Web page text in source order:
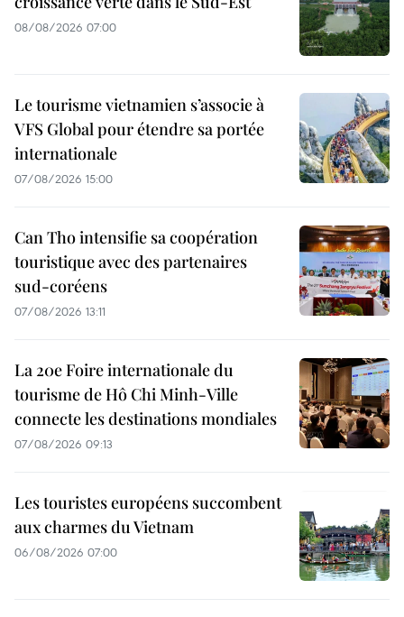
08/08/2026 07:00
Le tourisme vietnamien s’associe à
VFS Global pour étendre sa portée
internationale
07/08/2026 15:00
Can Tho intensifie sa coopération
touristique avec des partenaires
sud-coréens
07/08/2026 13:11
La 20e Foire internationale du
tourisme de Hô Chi Minh-Ville
connecte les destinations mondiales
07/08/2026 09:13
Les touristes européens succombent
aux charmes du Vietnam
06/08/2026 07:00